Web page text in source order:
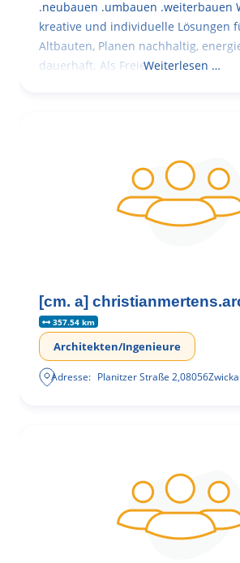
.neubauen .umbauen .weiterbauen
kreative und individuelle Lösungen
Altbauten, Planen nachhaltig,
dauerhaft. Als FreieWeiterlesen …
[cm. a]
357.54 km
Architekten/Ingenieure
Adresse: Planitzer Straße 2,08056